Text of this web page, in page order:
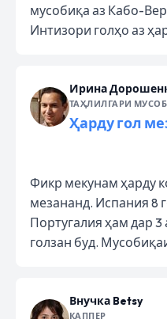
мусобиқа аз Кабо-
Интизори голҳо аз
Ирина
ТАҲЛИЛГАРИ
Ҳарду гол
Фикр мекунам ҳарду
мезананд. Испания 8
Португалия ҳам дар 3
голзан буд.
Внучка Betsy
КАППЕР